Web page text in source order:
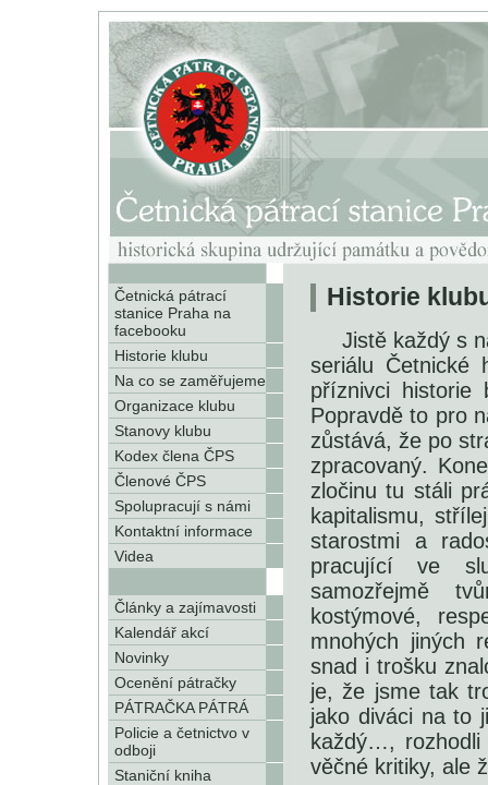
Historie
Jistě každý s
seriálu Četnické
příznivci historie
Popravdě to pro
zůstává, že po
zpracovaný.
zločinu tu stáli
kapitalismu,
starostmi a
pracující ve
samozřejmě
kostýmové,
mnohých jiných
snad i trošku
je, že jsme tak
jako diváci na to
každý…,
věčné kritiky, ale
Četnická pátrací
stanice Praha na
facebooku
Historie klubu
Na co se zaměřujeme
Organizace klubu
Stanovy klubu
Kodex člena ČPS
Členové ČPS
Spolupracují s námi
Kontaktní informace
Videa
Články a zajímavosti
Kalendář akcí
Novinky
Ocenění pátračky
PÁTRAČKA PÁTRÁ
Policie a četnictvo v
odboji
Staniční kniha